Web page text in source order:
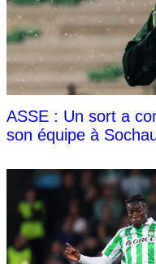
ASSE : Un sort a
son équipe à